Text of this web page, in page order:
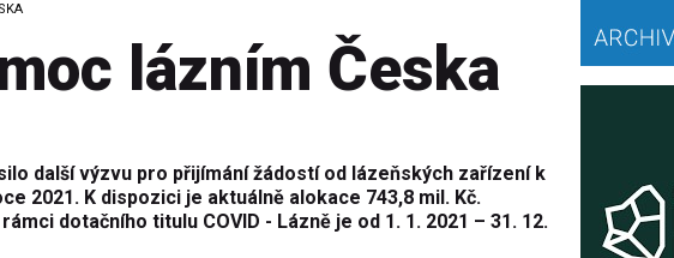
lázním Česka
další výzvu pro přijímání žádostí od lázeňských zařízení k
2021. K dispozici je aktuálně alokace 743,8 mil. Kč.
dotačního titulu COVID - Lázně je od 1. 1. 2021 – 31. 12.